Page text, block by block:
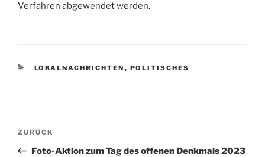
Verfahren abgewendet werden.
KATEGORIEN
LOKALNACHRICHTEN , POLITISCHES
Beitragsnavigation
Vorheriger
Beitrag
ZURÜCK
Foto-Aktion zum Tag des offenen Denkmals 2023